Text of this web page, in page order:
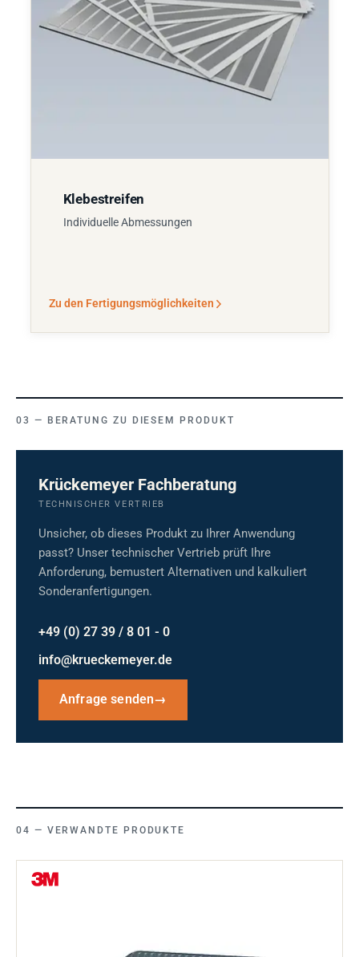
Klebestreifen
Individuelle Abmessungen
Zu den Fertigungsmöglichkeiten
BERATUNG ZU DIESEM PRODUKT
Krückemeyer Fachberatung
TECHNISCHER VERTRIEB
Unsicher, ob dieses Produkt zu Ihrer Anwendung
passt? Unser technischer Vertrieb prüft Ihre
Anforderung, bemustert Alternativen und kalkuliert
Sonderanfertigungen.
+49 (0) 27 39 / 8 01 - 0
info@krueckemeyer.de
Anfrage senden→
VERWANDTE PRODUKTE